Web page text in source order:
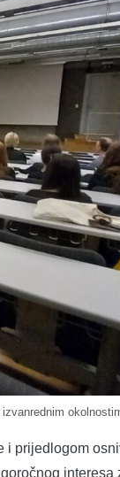
i prijedlogom
interesa